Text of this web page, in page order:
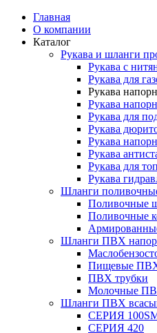
Главная
О компании
Каталог
Рукава и шланги
Рукава с
Рукава для
Рукава
Рукава
Рукава для
Рукава
Рукава
Рукава
Рукава для
Рукава
Шланги
Поливочные
Поливочные
Шланги ПВХ
Пищевые
ПВХ трубки
Молочные
Шланги ПВХ
СЕРИЯ
СЕРИЯ 420